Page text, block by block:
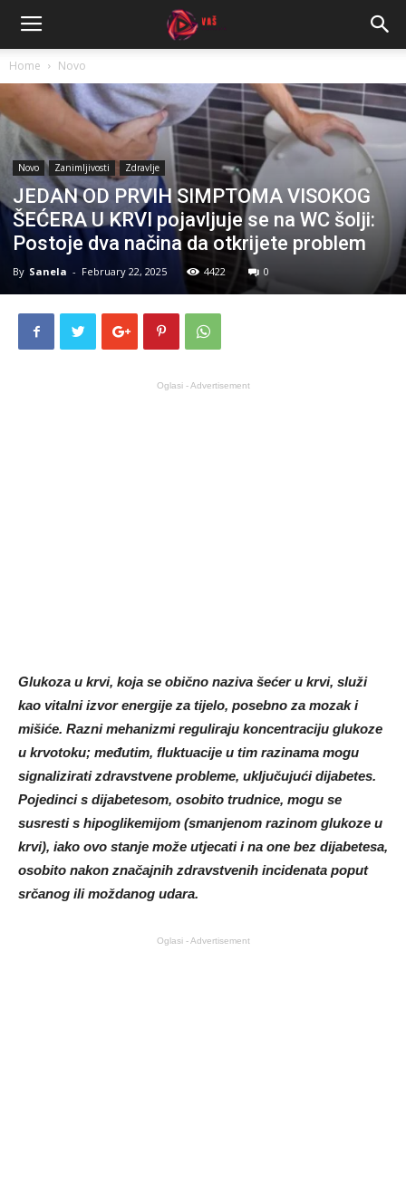
Home Novo
Novo Zanimljivosti Zdravlje
JEDAN OD PRVIH SIMPTOMA VISOKOG
ŠEĆERA U KRVI pojavljuje se na WC šolji:
Postoje dva načina da otkrijete problem
By Sanela - February 22, 2025 4422 0
Oglasi - Advertisement
Glukoza u krvi, koja se obično naziva šećer u krvi, služi
kao vitalni izvor energije za tijelo, posebno za mozak i
mišiće. Razni mehanizmi reguliraju koncentraciju glukoze
u krvotoku; međutim, fluktuacije u tim razinama mogu
signalizirati zdravstvene probleme, uključujući dijabetes.
Pojedinci s dijabetesom, osobito trudnice, mogu se
susresti s hipoglikemijom (smanjenom razinom glukoze u
krvi), iako ovo stanje može utjecati i na one bez dijabetesa,
osobito nakon značajnih zdravstvenih incidenata poput
srčanog ili moždanog udara.
Oglasi - Advertisement